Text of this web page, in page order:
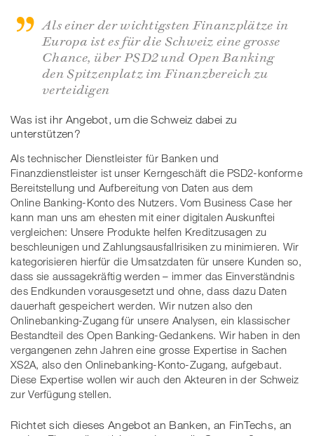
Als einer der wichtigsten Finanzplätze in
Europa ist es für die Schweiz eine grosse
Chance, über PSD2 und Open Banking
den Spitzenplatz im Finanzbereich zu
verteidigen
Was ist ihr Angebot, um die Schweiz dabei zu
unterstützen?
Als technischer Dienstleister für Banken und
Finanzdienstleister ist unser Kerngeschäft die PSD2-konforme
Bereitstellung und Aufbereitung von Daten aus dem
Online Banking-Konto des Nutzers. Vom Business Case her
kann man uns am ehesten mit einer digitalen Auskunftei
vergleichen: Unsere Produkte helfen Kreditzusagen zu
beschleunigen und Zahlungsausfallrisiken zu minimieren. Wir
kategorisieren hierfür die Umsatzdaten für unsere Kunden so,
dass sie aussagekräftig werden – immer das Einverständnis
des Endkunden vorausgesetzt und ohne, dass dazu Daten
dauerhaft gespeichert werden. Wir nutzen also den
Onlinebanking-Zugang für unsere Analysen, ein klassischer
Bestandteil des Open Banking-Gedankens. Wir haben in den
vergangenen zehn Jahren eine grosse Expertise in Sachen
XS2A, also den Onlinebanking-Konto-Zugang, aufgebaut.
Diese Expertise wollen wir auch den Akteuren in der Schweiz
zur Verfügung stellen.
Richtet sich dieses Angebot an Banken, an FinTechs, an